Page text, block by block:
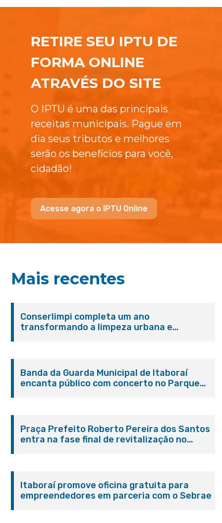
RETIRE SEU IPTU DE
FORMA ONLINE
ATRAVÉS DO SITE
O IPTU é uma das principais
receitas municipais. Pague em
dia seus tributos e melhores
serão os benefícios para você,
cidadão!
Acesse agora o IPTU Online
Mais recentes
Conserlimpi completa um ano
transformando a limpeza urbana e
Banda da Guarda Municipal de Itaboraí
encanta público com concerto no Parque
Praça Prefeito Roberto Pereira dos Santos
entra na fase final de revitalização no
Itaboraí promove oficina gratuita para
empreendedores em parceria com o Sebrae